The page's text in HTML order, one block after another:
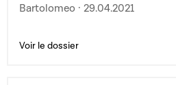
Bartolomeo · 29.04.2021
Voir le dossier